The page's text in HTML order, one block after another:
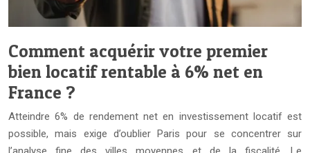
Comment acquérir votre premier
bien locatif rentable à 6% net en
France ?
Atteindre 6% de rendement net en investissement locatif est
possible, mais exige d’oublier Paris pour se concentrer sur